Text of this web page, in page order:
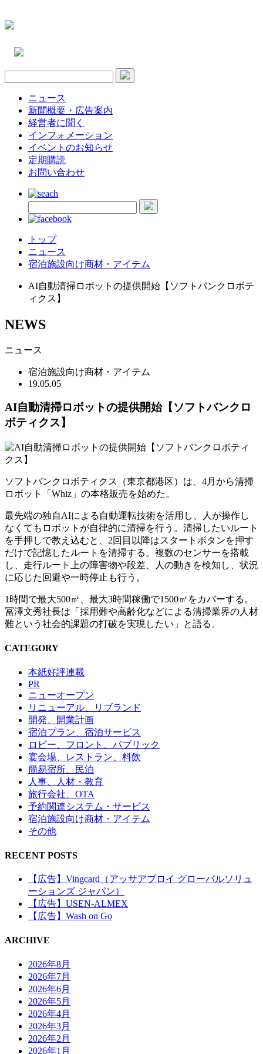
ニュース
新聞概要・広告案内
経営者に聞く
インフォメーション
イベントのお知らせ
定期購読
お問い合わせ
トップ
ニュース
宿泊施設向け商材・アイテム
AI自動清掃ロボットの提供開始【ソフトバンクロボテ
ィクス】
NEWS
ニュース
宿泊施設向け商材・アイテム
19.05.05
AI自動清掃ロボットの提供開始【ソフトバンクロ
ボティクス】
ソフトバンクロボティクス（東京都港区）は、4月から清掃
ロボット「Whiz」の本格販売を始めた。
最先端の独自AIによる自動運転技術を活用し、人が操作し
なくてもロボットが自律的に清掃を行う。清掃したいルート
を手押しで教え込むと、2回目以降はスタートボタンを押す
だけで記憶したルートを清掃する。複数のセンサーを搭載
し、走行ルート上の障害物や段差、人の動きを検知し、状況
に応じた回避や一時停止も行う。
1時間で最大500㎡、最大3時間稼働で1500㎡をカバーする。
冨澤文秀社長は「採用難や高齢化などによる清掃業界の人材
難という社会的課題の打破を実現したい」と語る。
CATEGORY
本紙好評連載
PR
ニューオープン
リニューアル、リブランド
開発、開業計画
宿泊プラン、宿泊サービス
ロビー、フロント、パブリック
宴会場、レストラン、料飲
簡易宿所、民泊
人事、人材・教育
旅行会社、OTA
予約関連システム・サービス
宿泊施設向け商材・アイテム
その他
RECENT POSTS
【広告】Vingcard（アッサアブロイ グローバルソリュ
ーションズ ジャパン）
【広告】USEN-ALMEX
【広告】Wash on Go
ARCHIVE
2026年8月
2026年7月
2026年6月
2026年5月
2026年4月
2026年3月
2026年2月
2026年1月